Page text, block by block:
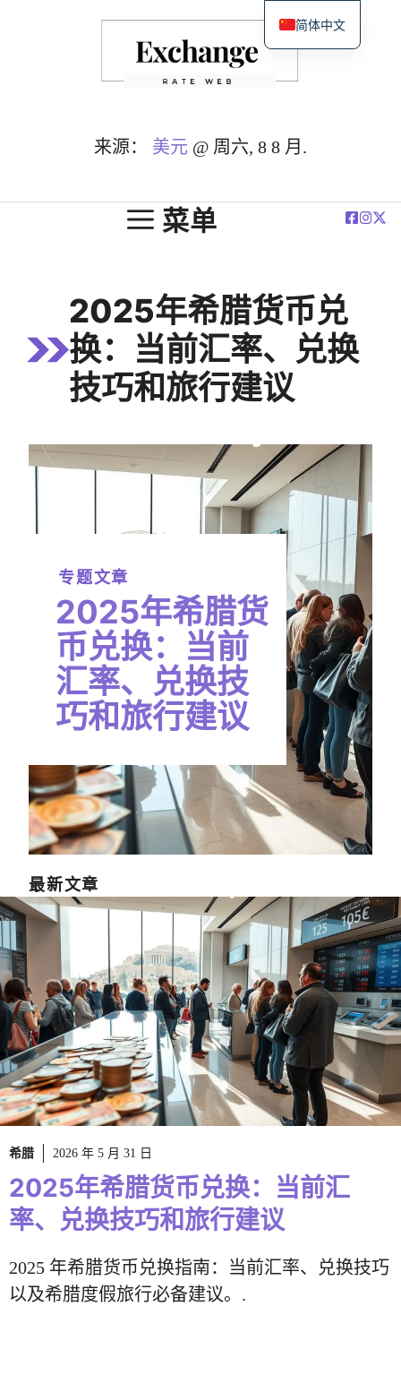
来源： 美元 @ 周六, 8 8 月.
菜单
2025年希腊货币兑
换：当前汇率、兑换
技巧和旅行建议
专题文章
2025年希腊货
币兑换：当前
汇率、兑换技
巧和旅行建议
最新文章
希腊 2026 年 5 月 31 日
2025年希腊货币兑换：当前汇
率、兑换技巧和旅行建议
2025 年希腊货币兑换指南：当前汇率、兑换技巧
以及希腊度假旅行必备建议。.
简体中文
English
Español
Français
Polski